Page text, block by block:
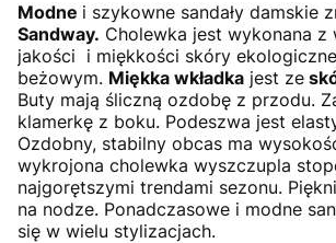
Modne i szykowne sandały damskie
Sandway. Cholewka jest wykonana z
jakości i miękkości skóry
beżowym. Miękka wkładka jest ze
Buty mają śliczną ozdobę z przodu.
klamerkę z boku. Podeszwa jest
Ozdobny, stabilny obcas ma
wykrojona cholewka wyszczupla
najgorętszymi trendami sezonu.
na nodze. Ponadczasowe i modne
się w wielu stylizacjach.